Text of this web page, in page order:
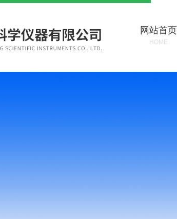
网站首页
HOME